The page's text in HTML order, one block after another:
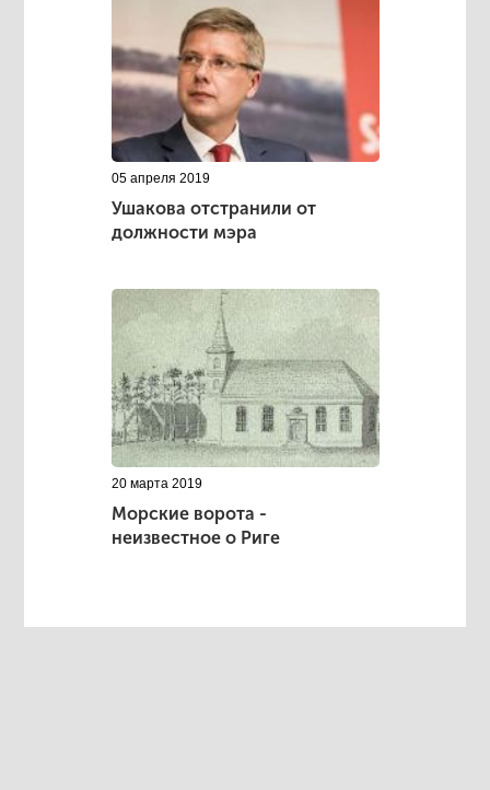
05 апреля 2019
Ушакова отстранили от
должности мэра
20 марта 2019
Морские ворота -
неизвестное о Риге